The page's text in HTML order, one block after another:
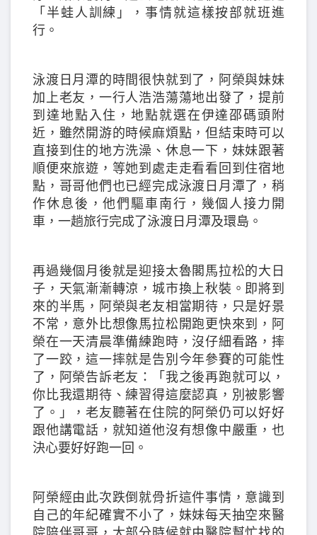
「半蛙人訓練」，事情就這樣按部就班進
行。
泳渡日月潭的時間很快就到了，阿榮與妹妹
加上老友，一行人浩浩蕩蕩地出發了，提前
到達地點入住，地點就選在伊達邵碼頭附
近，雖然開游的時候麻煩點，但結束時可以
直接到住的地方洗澡、休息一下，妹妹跟著
順便來旅遊，等她到處走走看看回到住宿地
點，哥哥他們也已經完成泳渡日月潭了，稍
作休息後，他們驅車南行，幾個人接力開
車，一趟旅行完成了泳渡日月潭及環島。
再過幾個月後就是迎接太魯閣馬拉松的大日
子，天氣漸漸轉涼，城市換上秋裝。即將到
來的半馬，阿榮與老友相當期待，只是好景
不常，意外比想像馬拉松開跑更快來到，阿
榮在一天清晨準備練跑時，沒仔細看路，摔
了一跤，這一摔就是告別今年參賽的可能性
了，阿榮告訴老友：「我之後再跑就可以，
你比我還期待、練習得這麼認真，別被影響
了。」，老友聽著在住院的阿榮仍可以好好
跟他講電話，就知道他沒有想像中嚴重，也
決心要好好跑一回。
阿榮經由此次跌倒就骨折這件事情，意識到
自己的年紀確實不小了，妹妹每天抽空來醫